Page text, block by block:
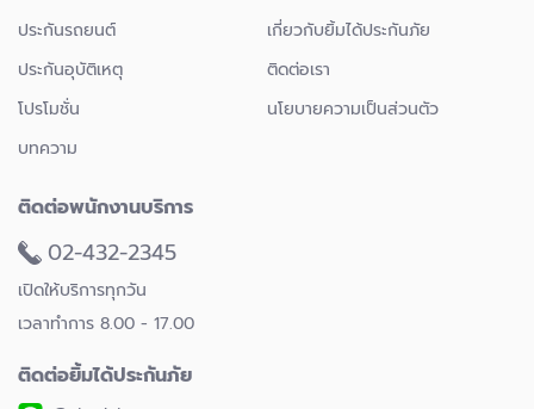
ประกันรถยนต์
เกี่ยวกับยิ้มได้ประกันภัย
ประกันอุบัติเหตุ
ติดต่อเรา
โปรโมชั่น
นโยบายความเป็นส่วนตัว
บทความ
ติดต่อพนักงานบริการ
02-432-2345
เปิดให้บริการทุกวัน
เวลาทำการ 8.00 - 17.00
ติดต่อยิ้มได้ประกันภัย